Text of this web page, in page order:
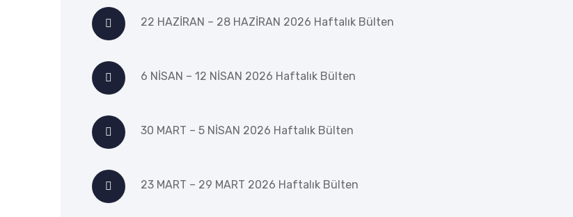
22 HAZİRAN – 28 HAZİRAN 2026 Haftalık Bülten
6 NİSAN – 12 NİSAN 2026 Haftalık Bülten
30 MART – 5 NİSAN 2026 Haftalık Bülten
23 MART – 29 MART 2026 Haftalık Bülten